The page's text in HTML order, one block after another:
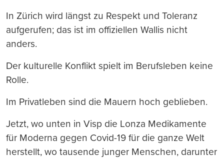
In Zürich wird längst zu Respekt und Toleranz
aufgerufen; das ist im offiziellen Wallis nicht
anders.
Der kulturelle Konflikt spielt im Berufsleben keine
Rolle.
Im Privatleben sind die Mauern hoch geblieben.
Jetzt, wo unten in Visp die Lonza Medikamente
für Moderna gegen Covid-19 für die ganze Welt
herstellt, wo tausende junger Menschen, darunter